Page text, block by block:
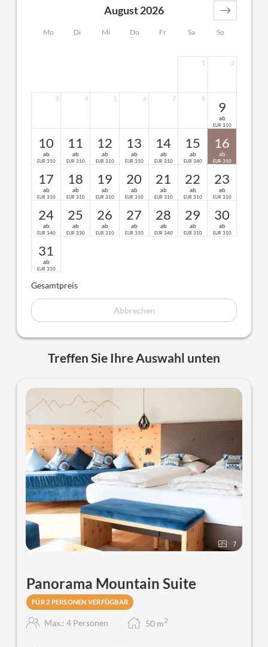
Mo Di Mi Do Fr Sa So
August 2026
1 2
3 4 5 6 7 8
9
ab
EUR 310
10
ab
EUR 310
11
ab
EUR 310
12
ab
EUR 310
13
ab
EUR 310
14
ab
EUR 310
15
ab
EUR 340
16
ab
EUR 310
17
ab
EUR 310
18
ab
EUR 310
19
ab
EUR 310
20
ab
EUR 310
21
ab
EUR 310
22
ab
EUR 310
23
ab
EUR 310
24
ab
EUR 340
25
ab
EUR 330
26
ab
EUR 310
27
ab
EUR 310
28
ab
EUR 340
29
ab
EUR 310
30
ab
EUR 310
31
ab
EUR 310
Gesamtpreis
Abbrechen
Treffen Sie Ihre Auswahl unten
7
Panorama Mountain Suite
FÜR 2 PERSONEN VERFÜGBAR
Max.: 4 Personen 50 m2